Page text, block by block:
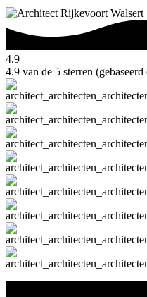
4.9
4.9 van de 5 sterren (gebaseerd